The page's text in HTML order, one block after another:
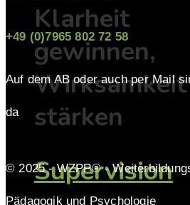
Klarheit
gewinnen,
Wirksamkeit
stärken
Supervision
+49 (0)7965 802 72 58
Auf dem AB oder auch per Mail
da
© 2025 - WZPP® -
Pädagogik und Psychologie